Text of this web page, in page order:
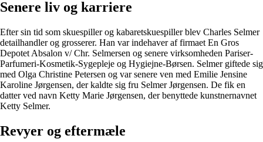
Senere liv og karriere
Efter sin tid som skuespiller og kabaretskuespiller blev Charles Selmer
detailhandler og grosserer. Han var indehaver af firmaet En Gros
Depotet Absalon v/ Chr. Selmersen og senere virksomheden Pariser-
Parfumeri-Kosmetik-Sygepleje og Hygiejne-Børsen. Selmer giftede sig
med Olga Christine Petersen og var senere ven med Emilie Jensine
Karoline Jørgensen, der kaldte sig fru Selmer Jørgensen. De fik en
datter ved navn Ketty Marie Jørgensen, der benyttede kunstnernavnet
Ketty Selmer.
Revyer og eftermæle